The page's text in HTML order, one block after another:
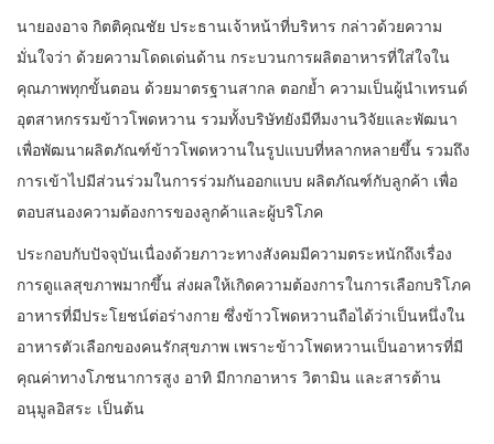
นายองอาจ กิตติคุณชัย ประธานเจ้าหน้าที่บริหาร กล่าวด้วยความ
มั่นใจว่า ด้วยความโดดเด่นด้าน กระบวนการผลิตอาหารที่ใส่ใจใน
คุณภาพทุกขั้นตอน ด้วยมาตรฐานสากล ตอกย้ำ ความเป็นผู้นำเทรนด์
อุตสาหกรรมข้าวโพดหวาน รวมทั้งบริษัทยังมีทีมงานวิจัยและพัฒนา
เพื่อพัฒนาผลิตภัณฑ์ข้าวโพดหวานในรูปแบบที่หลากหลายขึ้น รวมถึง
การเข้าไปมีส่วนร่วมในการร่วมกันออกแบบ ผลิตภัณฑ์กับลูกค้า เพื่อ
ตอบสนองความต้องการของลูกค้าและผู้บริโภค
ประกอบกับปัจจุบันเนื่องด้วยภาวะทางสังคมมีความตระหนักถึงเรื่อง
การดูแลสุขภาพมากขึ้น ส่งผลให้เกิดความต้องการในการเลือกบริโภค
อาหารที่มีประโยชน์ต่อร่างกาย ซึ่งข้าวโพดหวานถือได้ว่าเป็นหนึ่งใน
อาหารตัวเลือกของคนรักสุขภาพ เพราะข้าวโพดหวานเป็นอาหารที่มี
คุณค่าทางโภชนาการสูง อาทิ มีกากอาหาร วิตามิน และสารต้าน
อนุมูลอิสระ เป็นต้น